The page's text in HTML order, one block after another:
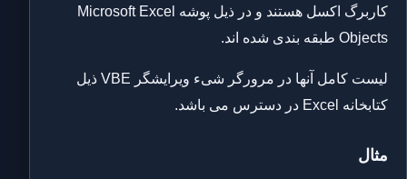
کاربرگ اکسل هستند و در ذیل پوشه Microsoft Excel
Objects طبقه بندی شده اند.
لیست کامل آنها در مرورگر شیء ویرایشگر VBE ذیل
کتابخانه Excel در دسترس می باشد.
مثال